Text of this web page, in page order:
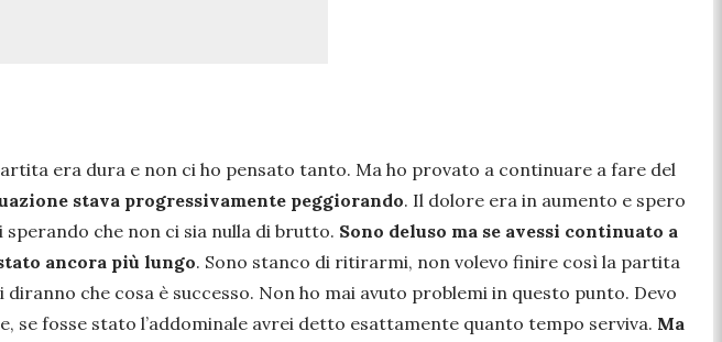
era dura e non ci ho pensato tanto. Ma ho provato a continuare a fare del
stava progressivamente peggiorando. Il dolore era in aumento e spero
che non ci sia nulla di brutto. Sono deluso ma se avessi continuato a
ancora più lungo. Sono stanco di ritirarmi, non volevo finire così la partita
che cosa è successo. Non ho mai avuto problemi in questo punto. Devo
se fosse stato l’addominale avrei detto esattamente quanto tempo serviva. Ma